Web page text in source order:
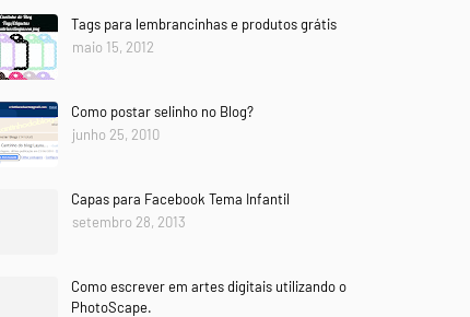
Tags para lembrancinhas e produtos grátis
maio 15, 2012
Como postar selinho no Blog?
junho 25, 2010
Capas para Facebook Tema Infantil
setembro 28, 2013
Como escrever em artes digitais utilizando o
PhotoScape.